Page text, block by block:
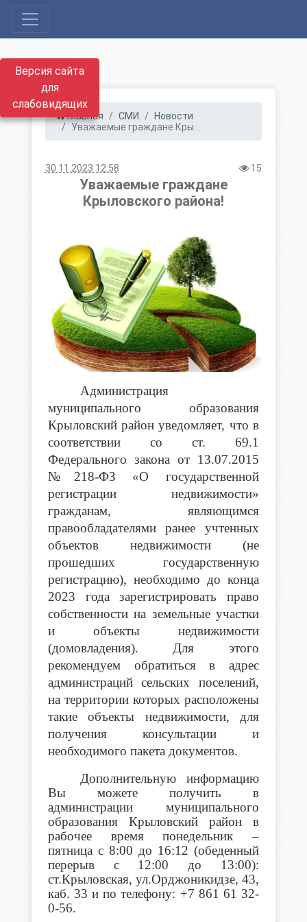
Версия сайта
для
слабовидящих
Главная СМИ
Новости
Уважаемые граждане Кры...
30.11.2023 12:58 15
Уважаемые граждане
Крыловского района!
Администрация
муниципального образования
Крыловский район уведомляет, что в
соответствии со ст. 69.1
Федерального закона от 13.07.2015
№218-ФЗ «О государственной
регистрации недвижимости»
гражданам, являющимся
правообладателями ранее учтенных
объектов недвижимости (не
прошедших государственную
регистрацию), необходимо до конца
2023 года зарегистрировать право
собственности на земельные участки
и объекты недвижимости
(домовладения). Для этого
рекомендуем обратиться в адрес
администраций сельских поселений,
на территории которых расположены
такие объекты недвижимости, для
получения консультации и
необходимого пакета документов.
Дополнительную информацию
Вы можете получить в
администрации муниципального
образования Крыловский район в
рабочее время понедельник –
пятница с 8:00 до 16:12 (обеденный
перерыв с 12:00 до 13:00):
ст.Крыловская, ул.Орджоникидзе, 43,
каб. 33 и по телефону: +7 861 61 32-
0-56.